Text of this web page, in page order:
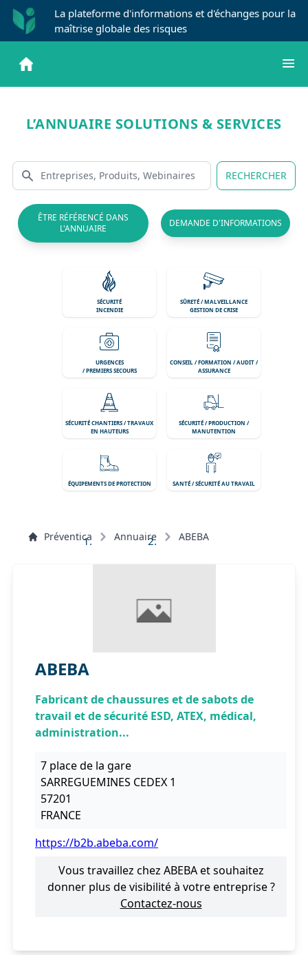
La plateforme d'informations et d'échanges pour la
maîtrise globale des risques
L’ANNUAIRE SOLUTIONS & SERVICES
RECHERCHER
ÊTRE RÉFÉRENCÉ DANS
L'ANNUAIRE
DEMANDE D'INFORMATIONS
SÉCURITÉ
INCENDIE
SÛRETÉ / MALVEILLANCE
GESTION DE CRISE
URGENCES
/ PREMIERS SECOURS
CONSEIL / FORMATION / AUDIT /
ASSURANCE
SÉCURITÉ CHANTIERS / TRAVAUX
EN HAUTEURS
SÉCURITÉ / PRODUCTION /
MANUTENTION
ÉQUIPEMENTS DE PROTECTION SANTÉ / SÉCURITÉ AU TRAVAIL
Préventica Annuaire ABEBA
ABEBA
Fabricant de chaussures et de sabots de
travail et de sécurité ESD, ATEX, médical,
administration...
7 place de la gare
SARREGUEMINES CEDEX 1
57201
FRANCE
https://b2b.abeba.com/
Vous travaillez chez ABEBA et souhaitez
donner plus de visibilité à votre entreprise ?
Contactez-nous